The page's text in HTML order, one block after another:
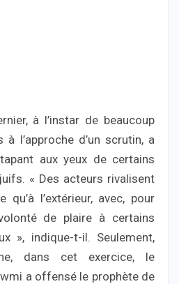
à l’instar de beaucoup
à l’approche d’un scrutin, a
aux yeux de certains
« Des acteurs rivalisent
qu’à l’extérieur, avec, pour
de plaire à certains
», indique-t-il. Seulement,
dans cet exercice, le
a offensé le prophète de